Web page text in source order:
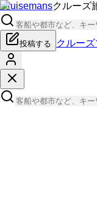
Cruisemansクルーズ
投稿する クルー